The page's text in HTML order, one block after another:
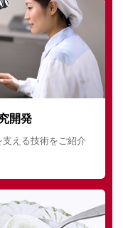
開発
える技術をご紹介